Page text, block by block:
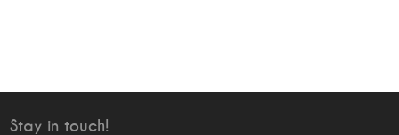
Stay in touch!